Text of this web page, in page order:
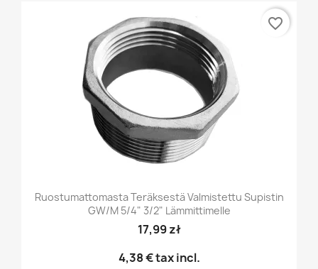
Ruostumattomasta Teräksestä Valmistettu Supistin
GW/M 5/4" 3/2" Lämmittimelle
17,99 zł
4,38 €tax incl.
favorite_border